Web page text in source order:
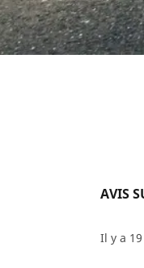
AVIS
Il y a